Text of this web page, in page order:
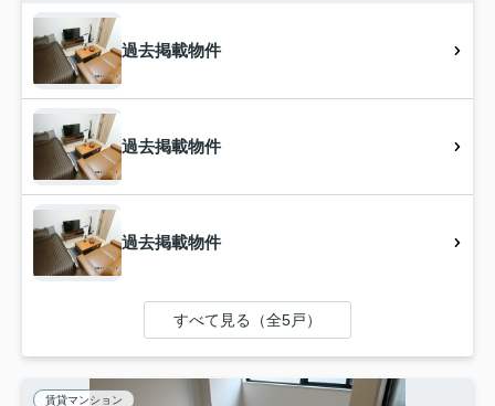
過去掲載物件
過去掲載物件
過去掲載物件
すべて見る（全5戸）
賃貸マンション